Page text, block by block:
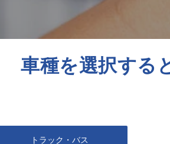
車種を選択する
トラック・バス